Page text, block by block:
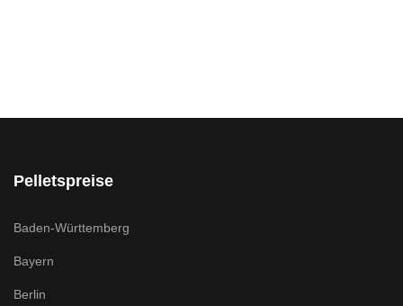
Pelletspreise
Baden-Württemberg
Bayern
Berlin